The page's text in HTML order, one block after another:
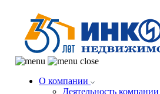
О компании
Деятельность компании